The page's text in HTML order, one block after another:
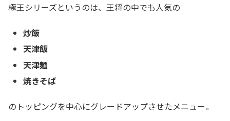
極王シリーズというのは、王将の中でも人気の
炒飯
天津飯
天津麺
焼きそば
のトッピングを中心にグレードアップさせたメニュー。